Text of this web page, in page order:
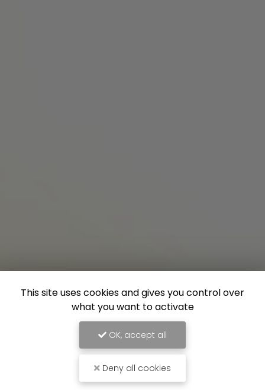
This site uses cookies and gives you control over
what you want to activate
OK, accept all
Deny all cookies